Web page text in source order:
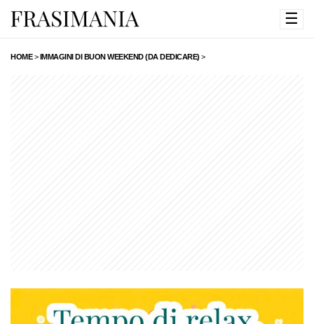
☰
HOME>IMMAGINI DI BUON WEEKEND (DA DEDICARE) >